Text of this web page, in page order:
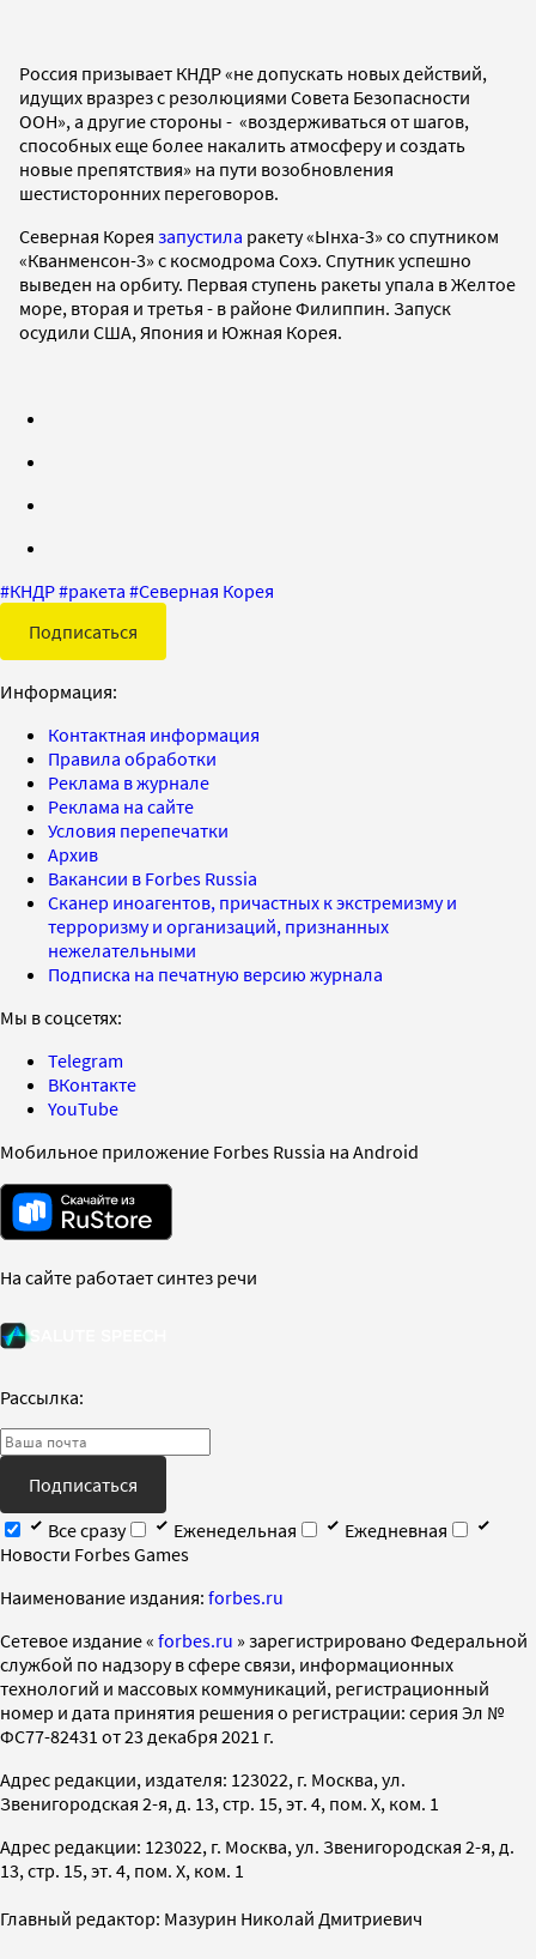
Россия призывает КНДР «не допускать новых действий,
идущих вразрез с резолюциями Совета Безопасности
ООН», а другие стороны - «воздерживаться от шагов,
способных еще более накалить атмосферу и создать
новые препятствия» на пути возобновления
шестисторонних переговоров.
Северная Корея запустила ракету «Ынха-3» со спутником
«Кванменсон-3» с космодрома Сохэ. Спутник успешно
выведен на орбиту. Первая ступень ракеты упала в Желтое
море, вторая и третья - в районе Филиппин. Запуск
осудили США, Япония и Южная Корея.
#КНДР#ракета #Северная Корея
Подписаться
Информация:
Контактная информация
Правила обработки
Реклама в журнале
Реклама на сайте
Условия перепечатки
Архив
Вакансии в Forbes Russia
Сканер иноагентов, причастных к экстремизму и
терроризму и организаций, признанных
нежелательными
Подписка на печатную версию журнала
Мы в соцсетях:
Telegram
ВКонтакте
YouTube
Мобильное приложение Forbes Russia на Android
На сайте работает синтез речи
Рассылка:
Подписаться
Все сразу
Еженедельная
Ежедневная
Новости Forbes Games
Наименование издания: forbes.ru
Cетевое издание « forbes.ru » зарегистрировано Федеральной
службой по надзору в сфере связи, информационных
технологий и массовых коммуникаций, регистрационный
номер и дата принятия решения о регистрации: серия Эл №
ФС77-82431 от 23 декабря 2021 г.
Адрес редакции, издателя: 123022, г. Москва, ул.
Звенигородская 2-я, д. 13, стр. 15, эт. 4, пом. X, ком. 1
Адрес редакции: 123022, г. Москва, ул. Звенигородская 2-я, д.
13, стр. 15, эт. 4, пом. X, ком. 1
Главный редактор: Мазурин Николай Дмитриевич